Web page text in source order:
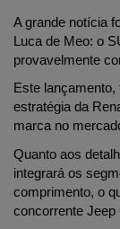
A grande notícia
Luca de Meo: o
provavelmente
Este
estratégia da
marca no
Quanto aos
integrará os
comprimento, o
concorrente Jeep